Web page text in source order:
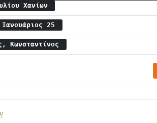
Χανίων
Ιανουάριος 25
Κωνσταντίνος